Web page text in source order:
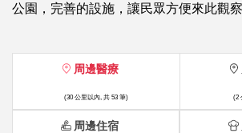
公園，完善的設施，讓民眾方便來此觀察
周邊醫療
(30 公里以內, 共 53 筆) (2
周邊住宿